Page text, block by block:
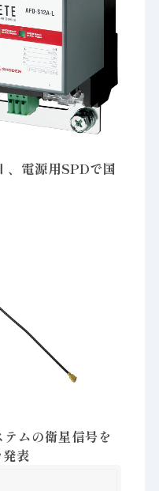
電源用SPDで国
ムの衛星信号を
表